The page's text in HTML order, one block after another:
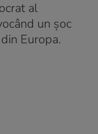
al
un șoc
Europa.